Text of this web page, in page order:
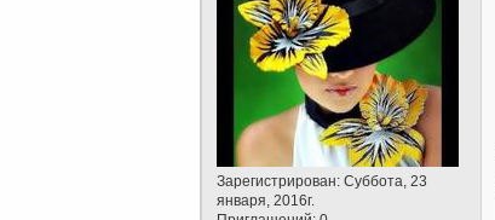
Зарегистрирован: Суббота, 23
января, 2016г.